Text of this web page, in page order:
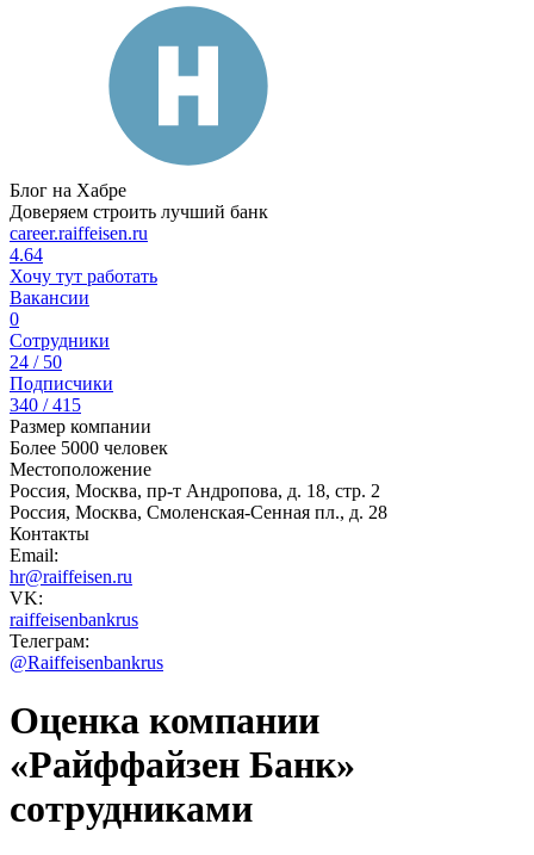
Блог на Хабре
Доверяем строить лучший банк
career.raiffeisen.ru
4.64
Хочу тут работать
Вакансии
0
Сотрудники
24 / 50
Подписчики
340 / 415
Размер компании
Более 5000 человек
Местоположение
Россия, Москва, пр-т Андропова, д. 18, стр. 2
Россия, Москва, Смоленская-Сенная пл., д. 28
Контакты
Email:
hr@raiffeisen.ru
VK:
raiffeisenbankrus
Телеграм:
@Raiffeisenbankrus
Оценка компании
«Райффайзен Банк»
сотрудниками